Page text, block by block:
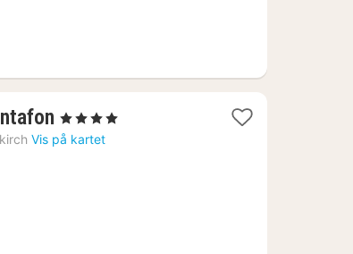
1
natt
, 4 Stjerner
Vis på kartet